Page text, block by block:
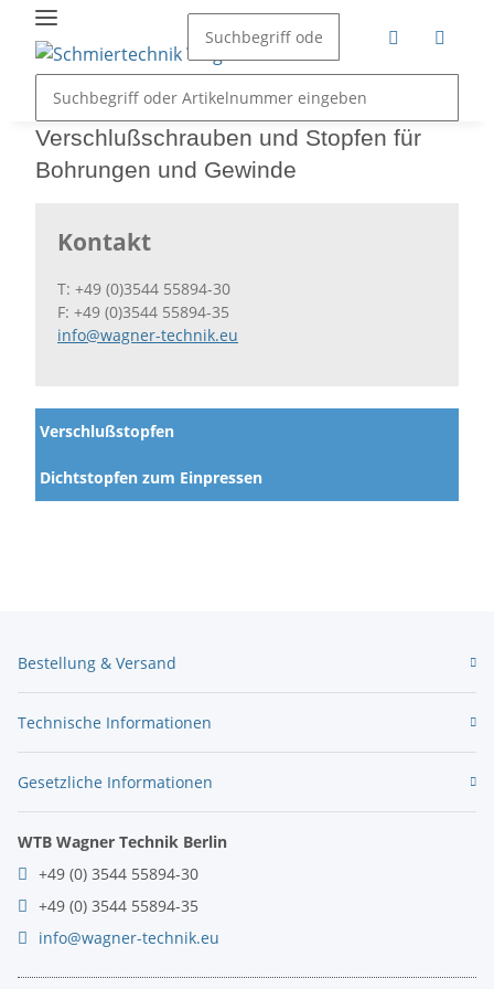
Verschlußschrauben und Stopfen für
Bohrungen und Gewinde
Kontakt
T: +49 (0)3544 55894-30
F: +49 (0)3544 55894-35
info@wagner-technik.eu
Verschlußstopfen
Dichtstopfen zum Einpressen
Bestellung & Versand
Technische Informationen
Gesetzliche Informationen
WTB Wagner Technik Berlin
+49 (0) 3544 55894-30
+49 (0) 3544 55894-35
info@wagner-technik.eu